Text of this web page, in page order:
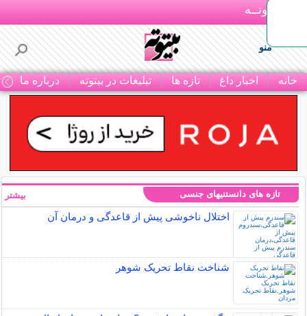
بـیتوتــه
منو
خانه اخبار داغ تازه ها تبلیغات در بیتوته درباره ما
تازه های دانستنیهای جنسی
اختلال ناخوشی پیش از قاعدگی و درمان آن
شناخت نقاط تحریک شوهر
بیشتر